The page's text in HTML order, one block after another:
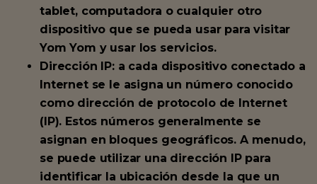
tablet, computadora o cualquier otro
dispositivo que se pueda usar para visitar
Yom Yom y usar los servicios.
Dirección IP: a cada dispositivo conectado a
Internet se le asigna un número conocido
como dirección de protocolo de Internet
(IP). Estos números generalmente se
asignan en bloques geográficos. A menudo,
se puede utilizar una dirección IP para
identificar la ubicación desde la que un